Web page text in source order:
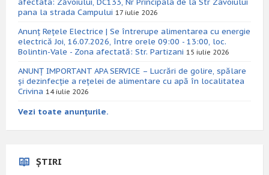
pana la strada Campului 17 iulie 2026
Anunț Rețele Electrice | Se întrerupe alimentarea cu energie
electrică Joi, 16.07.2026, între orele 09:00 - 13:00, loc.
Bolintin-Vale - Zona afectată: Str. Partizani 15 iulie 2026
ANUNȚ IMPORTANT APA SERVICE – Lucrări de golire, spălare
și dezinfecție a rețelei de alimentare cu apă în localitatea
Crivina 14 iulie 2026
Vezi toate anunțurile.
ȘTIRI